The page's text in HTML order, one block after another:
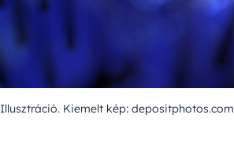
Illusztráció. Kiemelt kép: depositphotos.com